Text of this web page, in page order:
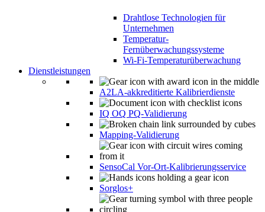
Drahtlose Technologien für
Unternehmen
Temperatur-
Fernüberwachungssysteme
Wi-Fi-Temperaturüberwachung
Dienstleistungen
A2LA-akkreditierte Kalibrierdienste
IQ OQ PQ-Validierung
Mapping-Validierung
SensoCal Vor-Ort-Kalibrierungsservice
Sorglos+